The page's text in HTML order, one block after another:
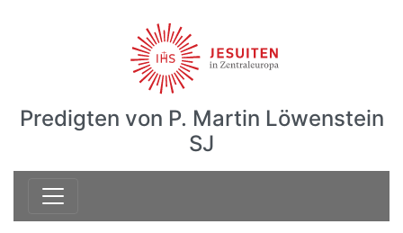
Predigten von P. Martin Löwenstein
SJ